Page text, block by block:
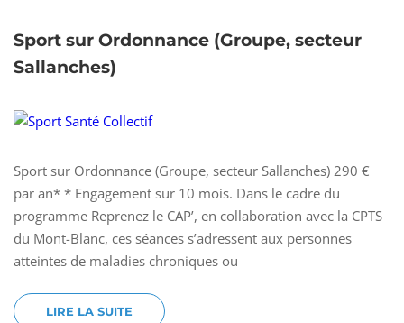
Sport sur Ordonnance (Groupe, secteur
Sallanches)
Sport sur Ordonnance (Groupe, secteur Sallanches) 290 €
par an* * Engagement sur 10 mois. Dans le cadre du
programme Reprenez le CAP’, en collaboration avec la CPTS
du Mont-Blanc, ces séances s’adressent aux personnes
atteintes de maladies chroniques ou
LIRE LA SUITE